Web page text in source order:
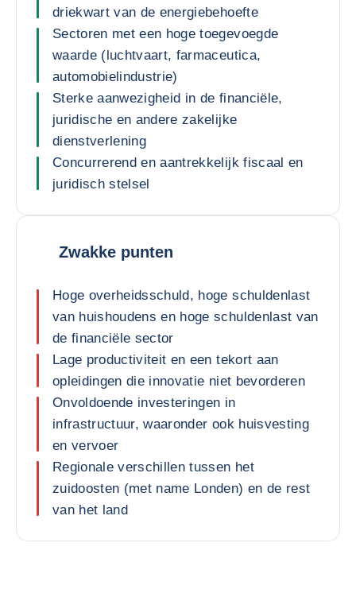
driekwart van de energiebehoefte
Sectoren met een hoge toegevoegde
waarde (luchtvaart, farmaceutica,
automobielindustrie)
Sterke aanwezigheid in de financiële,
juridische en andere zakelijke
dienstverlening
Concurrerend en aantrekkelijk fiscaal en
juridisch stelsel
Zwakke punten
Hoge overheidsschuld, hoge schuldenlast
van huishoudens en hoge schuldenlast van
de financiële sector
Lage productiviteit en een tekort aan
opleidingen die innovatie niet bevorderen
Onvoldoende investeringen in
infrastructuur, waaronder ook huisvesting
en vervoer
Regionale verschillen tussen het
zuidoosten (met name Londen) en de rest
van het land